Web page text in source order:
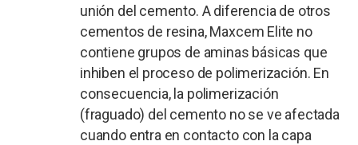
unión del cemento. A diferencia de otros
cementos de resina, Maxcem Elite no
contiene grupos de aminas básicas que
inhiben el proceso de polimerización. En
consecuencia, la polimerización
(fraguado) del cemento no se ve afectada
cuando entra en contacto con la capa